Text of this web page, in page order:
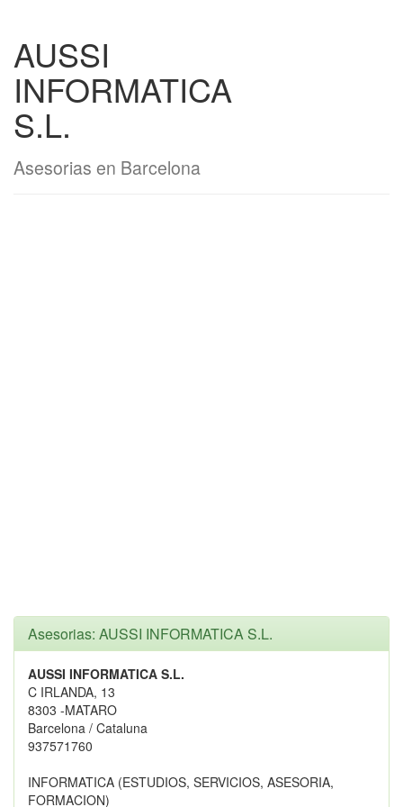
AUSSI
INFORMATICA
S.L.
Asesorias en Barcelona
Asesorias: AUSSI INFORMATICA S.L.
AUSSI INFORMATICA S.L.
C IRLANDA, 13
8303 -MATARO
Barcelona / Cataluna
937571760
INFORMATICA (ESTUDIOS, SERVICIOS, ASESORIA,
FORMACION)